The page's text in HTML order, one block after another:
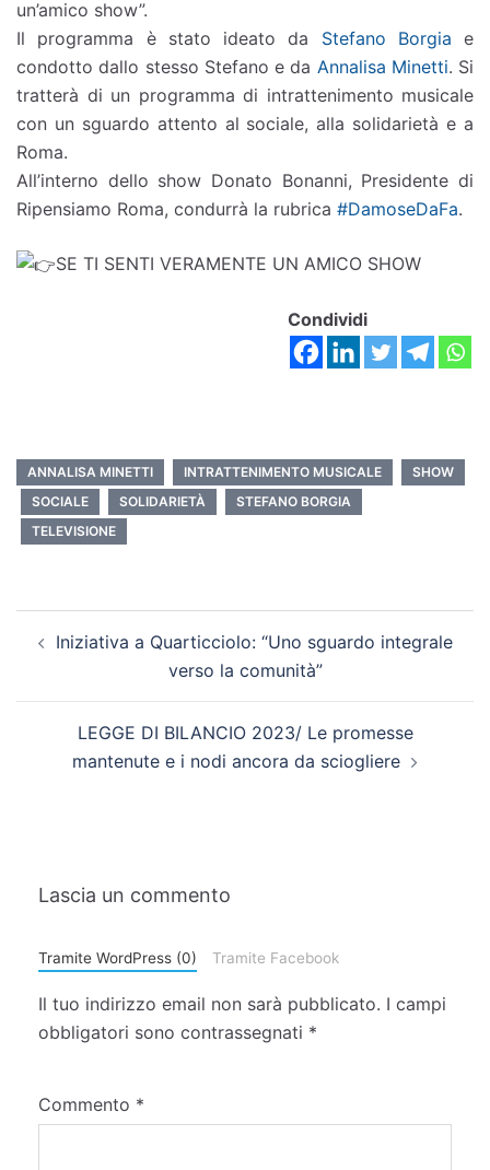
un’amico show”.
Il programma è stato ideato da Stefano Borgia e
condotto dallo stesso Stefano e da Annalisa Minetti. Si
tratterà di un programma di intrattenimento musicale
con un sguardo attento al sociale, alla solidarietà e a
Roma.
All’interno dello show Donato Bonanni, Presidente di
Ripensiamo Roma, condurrà la rubrica #DamoseDaFa.
SE TI SENTI VERAMENTE UN AMICO SHOW
Condividi
ANNALISA MINETTI INTRATTENIMENTO MUSICALE
SHOW
SOCIALE
SOLIDARIETÀ
STEFANO BORGIA
TELEVISIONE
Iniziativa a Quarticciolo: “Uno sguardo integrale
verso la comunità”
LEGGE DI BILANCIO 2023/ Le promesse
mantenute e i nodi ancora da sciogliere
Lascia un commento
Tramite WordPress (0) Tramite Facebook
Il tuo indirizzo email non sarà pubblicato. I campi
obbligatori sono contrassegnati *
Commento *